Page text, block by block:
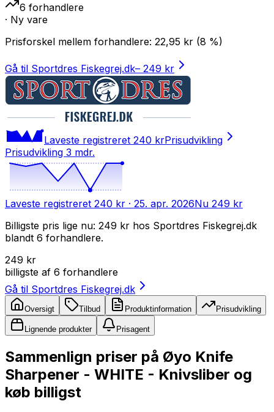
6 forhandlere
· Ny vare
Prisforskel mellem forhandlere: 22,95 kr (8 %)
Gå til Sportdres Fiskegrej.dk– 249 kr
Laveste registreret 240 krPrisudvikling
Prisudvikling 3 mdr.
Laveste registreret 240 kr · 25. apr. 2026Nu 249 kr
Billigste pris lige nu: 249 kr hos Sportdres Fiskegrej.dk
blandt 6 forhandlere.
249 kr
billigste af 6 forhandlere
Gå til Sportdres Fiskegrej.dk
Oversigt Tilbud Produktinformation Prisudvikling
Lignende produkter Prisagent
Sammenlign priser på Øyo Knife
Sharpener - WHITE - Knivsliber og
køb billigst